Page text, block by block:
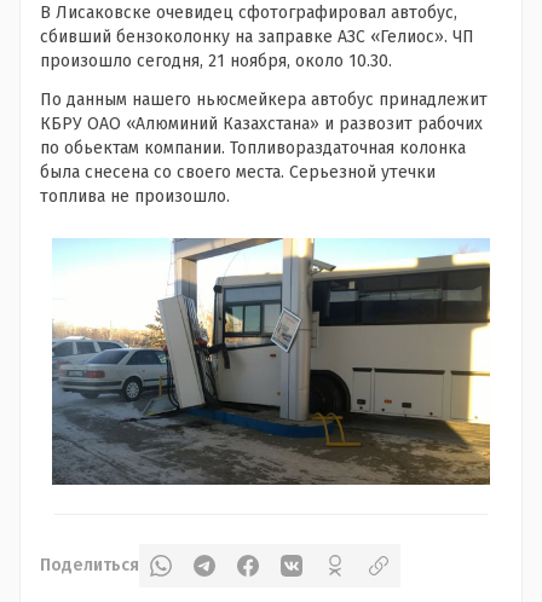
В Лисаковске очевидец сфотографировал автобус,
сбивший бензоколонку на заправке АЗС «Гелиос». ЧП
произошло сегодня, 21 ноября, около 10.30.
По данным нашего ньюсмейкера автобус принадлежит
КБРУ ОАО «Алюминий Казахстана» и развозит рабочих
по обьектам компании. Топливораздаточная колонка
была снесена со своего места. Серьезной утечки
топлива не произошло.
Поделиться